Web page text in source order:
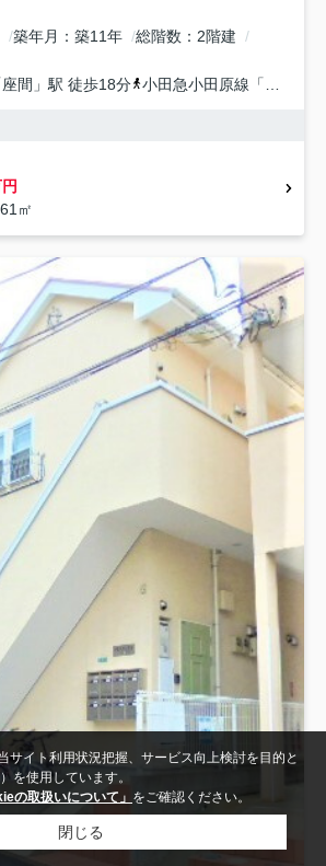
築年月 築11年 総階数
2階建
座間 」駅 徒歩18分 小田急小田原線 「
㎡
サイト利用状況把握、サービス向上検討を目的と
を使用しています。
の取扱いについて」 をご確認ください。
閉じる